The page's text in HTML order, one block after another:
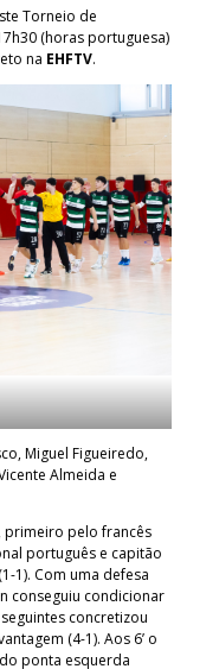
Torneio de
(horas portuguesa)
na EHFTV.
Miguel Figueiredo,
Almeida e
primeiro pelo francês
português e capitão
1). Com uma defesa
conseguiu condicionar
concretizou
(4-1). Aos 6’ o
ponta esquerda